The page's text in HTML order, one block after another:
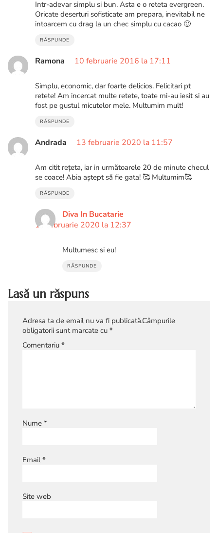
Intr-adevar simplu si bun. Asta e o reteta evergreen.
Oricate deserturi sofisticate am prepara, inevitabil ne
intoarcem cu drag la un chec simplu cu cacao 🙂
RĂSPUNDE
Ramona 10 februarie 2016 la 17:11
Simplu, economic, dar foarte delicios. Felicitari pt
retete! Am incercat multe retete, toate mi-au iesit si au
fost pe gustul micutelor mele. Multumim mult!
RĂSPUNDE
Andrada 13 februarie 2020 la 11:57
Am citit rețeta, iar in următoarele 20 de minute checul
se coace! Abia aștept să fie gata! 🥰 Multumim🥰
RĂSPUNDE
Diva In Bucatarie
13 februarie 2020 la 12:37
Multumesc si eu!
RĂSPUNDE
Lasă un răspuns
Adresa ta de email nu va fi publicată.Câmpurile
obligatorii sunt marcate cu *
Comentariu *
Nume *
Email*
Site web